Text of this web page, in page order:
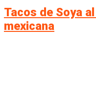
Tacos de Soya
mexicana